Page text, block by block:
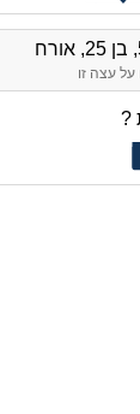
על עצה זו
?